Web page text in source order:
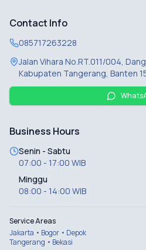
Contact Info
085717263228
Jalan Vihara No.RT.011/004,
Kabupaten Tangerang, Banten
Business Hours
Senin - Sabtu
07:00 - 17:00 WIB
Minggu
08:00 - 14:00 WIB
Service Areas
Jakarta • Bogor • Depok
Tangerang • Bekasi